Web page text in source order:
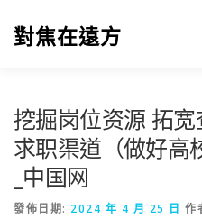
對焦在遠方
挖掘岗位资源 拓
求职渠道（做好高
_中国网
發佈日期: 2024 年 4 月 25 日 作